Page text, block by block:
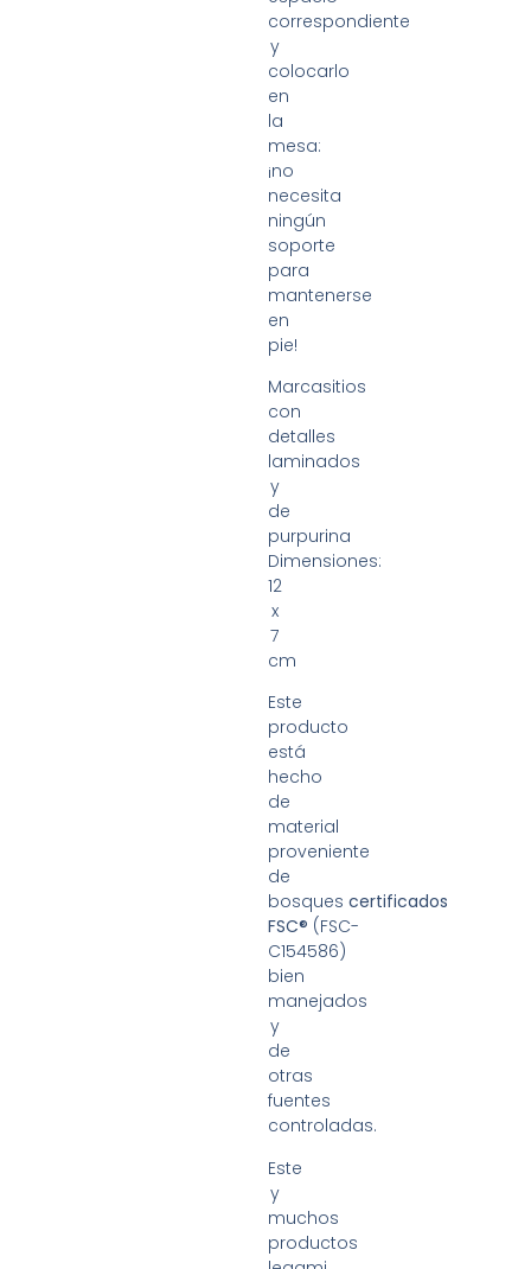
correspondiente
y
colocarlo
en
la
mesa:
¡no
necesita
ningún
soporte
para
mantenerse
en
pie!
Marcasitios
con
detalles
laminados
y
de
purpurina
Dimensiones:
12
x
7
cm
Este
producto
está
hecho
de
material
proveniente
de
bosquescertificados
FSC® (FSC-
C154586)
bien
manejados
y
de
otras
fuentes
controladas.
Este
y
muchos
productos